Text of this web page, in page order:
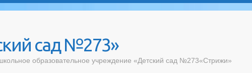
сад №273»
образовательное учреждение «Детский сад №273«Стрижи»